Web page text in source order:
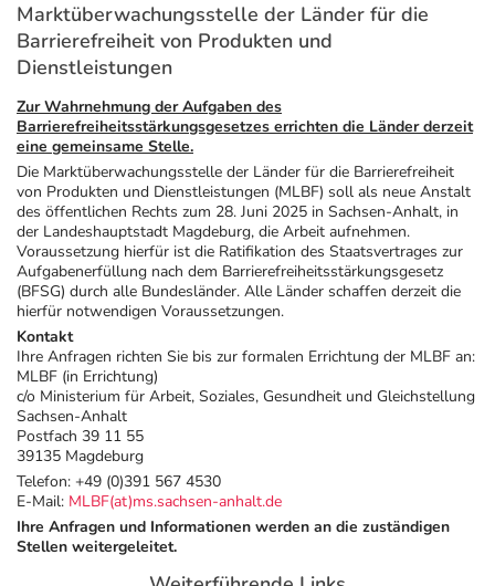
Marktüberwachungsstelle der Länder für die
Barrierefreiheit von Produkten und
Dienstleistungen
Zur Wahrnehmung der Aufgaben des
Barrierefreiheitsstärkungsgesetzes errichten die Länder derzeit
eine gemeinsame Stelle.
Die Marktüberwachungsstelle der Länder für die Barrierefreiheit
von Produkten und Dienstleistungen (MLBF) soll als neue Anstalt
des öffentlichen Rechts zum 28. Juni 2025 in Sachsen-Anhalt, in
der Landeshauptstadt Magdeburg, die Arbeit aufnehmen.
Voraussetzung hierfür ist die Ratifikation des Staatsvertrages zur
Aufgabenerfüllung nach dem Barrierefreiheitsstärkungsgesetz
(BFSG) durch alle Bundesländer. Alle Länder schaffen derzeit die
hierfür notwendigen Voraussetzungen.
Kontakt
Ihre Anfragen richten Sie bis zur formalen Errichtung der MLBF an:
MLBF (in Errichtung)
c/o Ministerium für Arbeit, Soziales, Gesundheit und Gleichstellung
Sachsen-Anhalt
Postfach 39 11 55
39135 Magdeburg
Telefon: +49 (0)391 567 4530
E-Mail: MLBF(at)ms.sachsen-anhalt.de
Ihre Anfragen und Informationen werden an die zuständigen
Stellen weitergeleitet.